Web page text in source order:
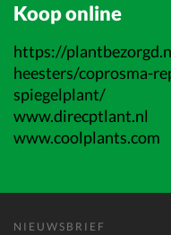
Koop online
https://
heesters/coprosma-
spiegelplant/
www.direcptlant.nl
www.coolplants.com
NIEUWSBRIEF